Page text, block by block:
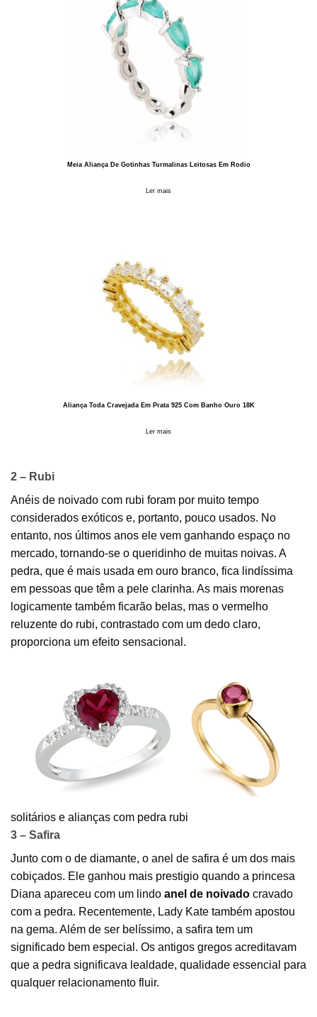
Meia Aliança De Gotinhas Turmalinas Leitosas Em Rodio
Ler mais
Aliança Toda Cravejada Em Prata 925 Com Banho Ouro 18K
Ler mais
2 – Rubi
Anéis de noivado com rubi foram por muito tempo
considerados exóticos e, portanto, pouco usados. No
entanto, nos últimos anos ele vem ganhando espaço no
mercado, tornando-se o queridinho de muitas noivas. A
pedra, que é mais usada em ouro branco, fica lindíssima
em pessoas que têm a pele clarinha. As mais morenas
logicamente também ficarão belas, mas o vermelho
reluzente do rubi, contrastado com um dedo claro,
proporciona um efeito sensacional.
solitários e alianças com pedra rubi
3 – Safira
Junto com o de diamante, o anel de safira é um dos mais
cobiçados. Ele ganhou mais prestigio quando a princesa
Diana apareceu com um lindo anel de noivado cravado
com a pedra. Recentemente, Lady Kate também apostou
na gema. Além de ser belíssimo, a safira tem um
significado bem especial. Os antigos gregos acreditavam
que a pedra significava lealdade, qualidade essencial para
qualquer relacionamento fluir.